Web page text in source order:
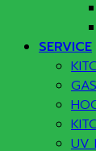
SERVICE
UV